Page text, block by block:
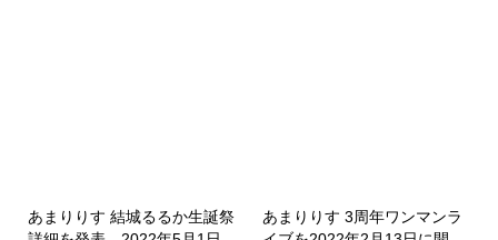
あまりりす 結城るるか生誕祭
あまりりす 3周年ワンマンラ